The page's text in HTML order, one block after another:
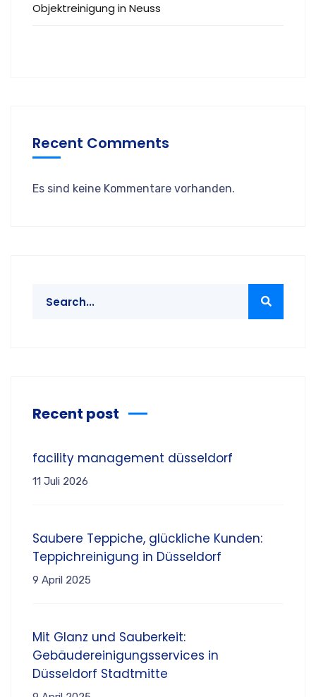
Objektreinigung in Neuss
Recent Comments
Es sind keine Kommentare vorhanden.
Recent post
facility management düsseldorf
11 Juli 2026
Saubere Teppiche, glückliche Kunden:
Teppichreinigung in Düsseldorf
9 April 2025
Mit Glanz und Sauberkeit:
Gebäudereinigungsservices in
Düsseldorf Stadtmitte